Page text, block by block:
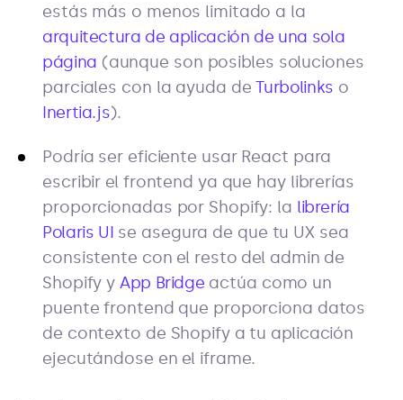
estás más o menos limitado a la
arquitectura de aplicación de una sola
página (aunque son posibles soluciones
parciales con la ayuda deTurbolinks o
Inertia.js).
Podría ser eficiente usar React para
escribir el frontend ya que hay librerías
proporcionadas por Shopify: la librería
Polaris UI se asegura de que tu UX sea
consistente con el resto del admin de
Shopify yApp Bridge actúa como un
puente frontend que proporciona datos
de contexto de Shopify a tu aplicación
ejecutándose en el iframe.